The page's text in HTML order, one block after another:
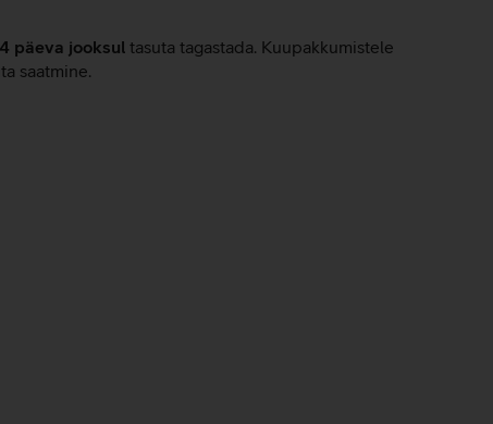
päeva jooksul tasuta tagastada. Kuupakkumistele
saatmine.